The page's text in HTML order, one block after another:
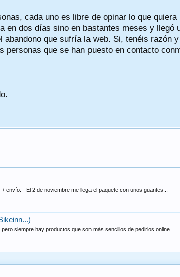
cada uno es libre de opinar lo que
en dos días sino en bastantes meses y llegó
que sufría la web. Si, tenéis razón
que se han puesto en contacto
- El 2 de noviembre me llega el paquete con unos guantes...
siempre hay productos que son más sencillos de pedirlos online...